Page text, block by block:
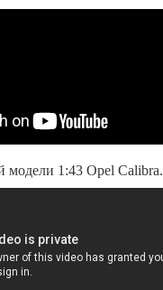
модели 1:43 Opel Calibra.